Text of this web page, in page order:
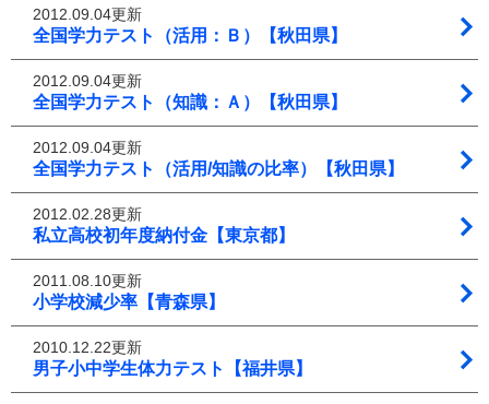
2012.09.04更新
全国学力テスト（活用：Ｂ）【秋田県】
2012.09.04更新
全国学力テスト（知識：Ａ）【秋田県】
2012.09.04更新
全国学力テスト（活用/知識の比率）【秋田県】
2012.02.28更新
私立高校初年度納付金【東京都】
2011.08.10更新
小学校減少率【青森県】
2010.12.22更新
男子小中学生体力テスト【福井県】